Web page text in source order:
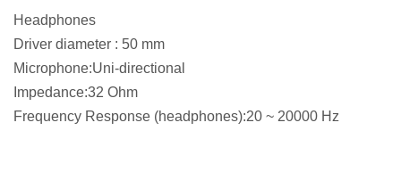
Headphones
Driver diameter : 50 mm
Microphone:Uni-directional
Impedance:32 Ohm
Frequency Response (headphones):20 ~ 20000 Hz